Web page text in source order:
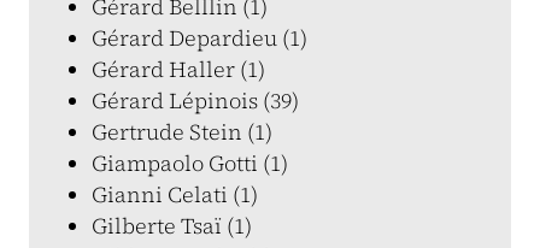
Gérard Belllin (1)
Gérard Depardieu (1)
Gérard Haller (1)
Gérard Lépinois (39)
Gertrude Stein (1)
Giampaolo Gotti (1)
Gianni Celati (1)
Gilberte Tsaï (1)